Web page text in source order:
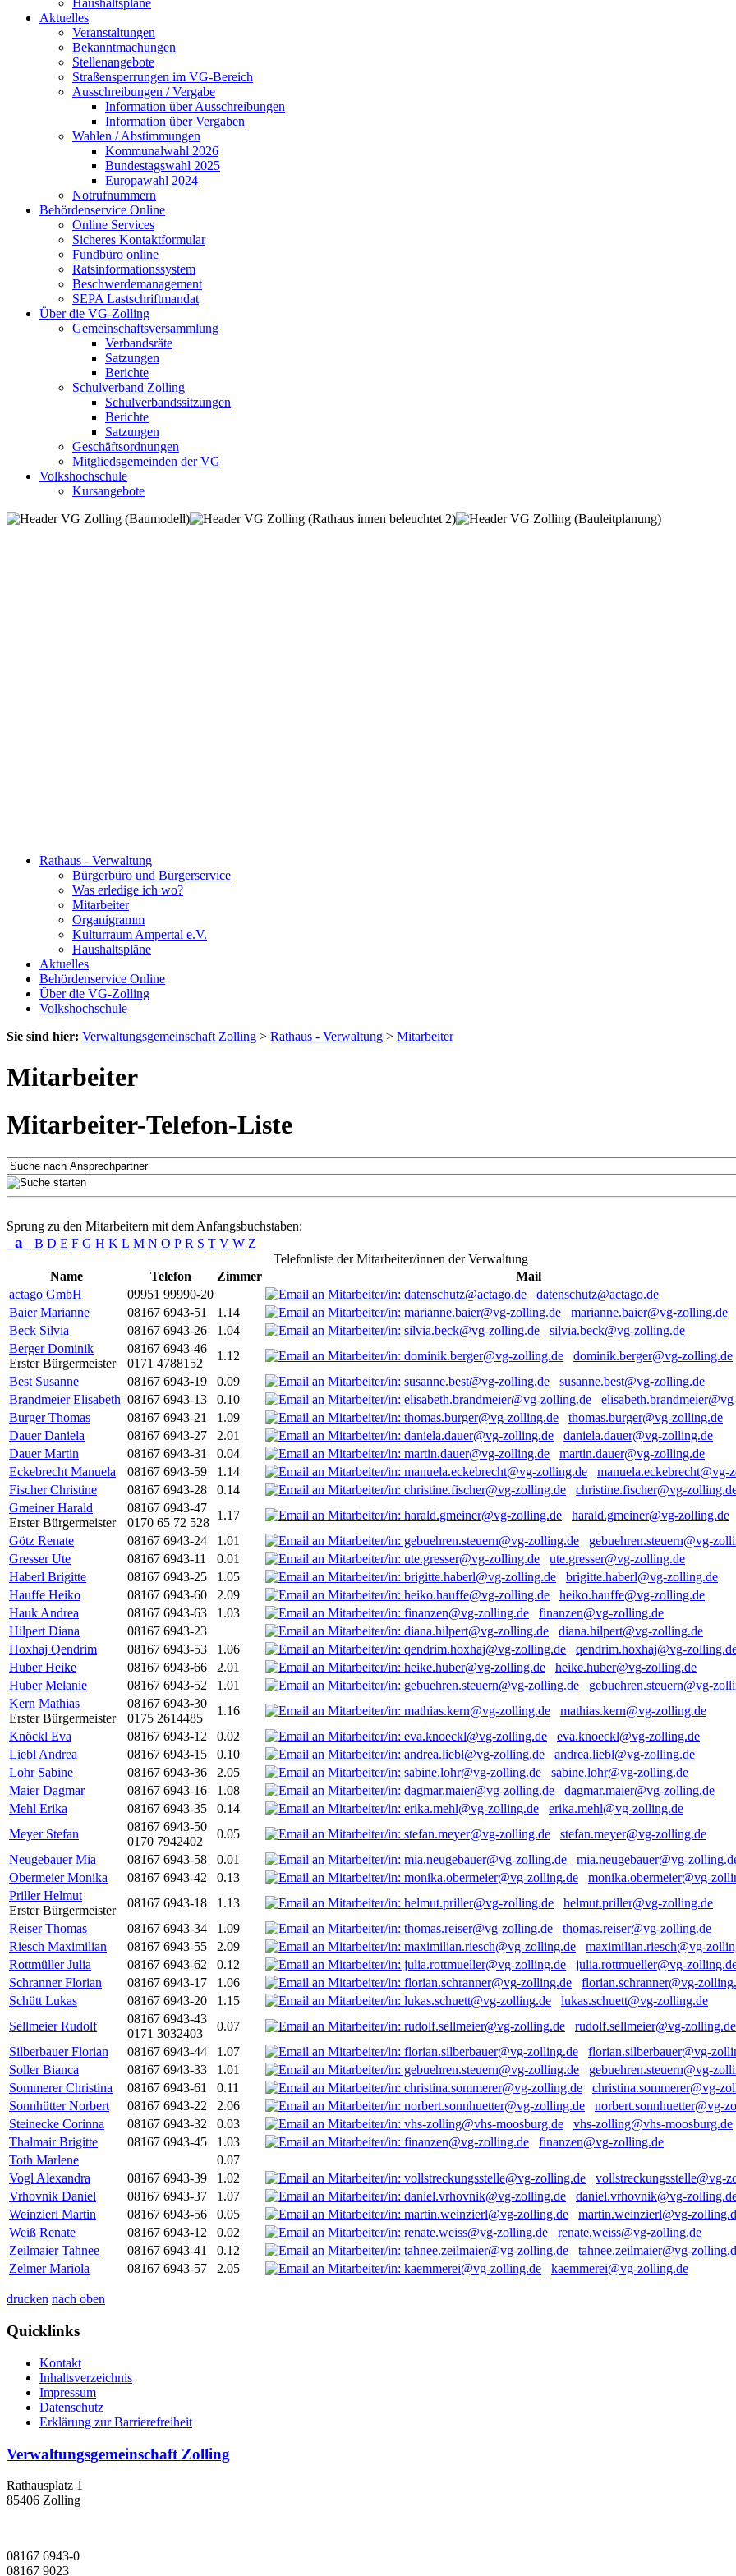
Haushaltspläne
Aktuelles
Veranstaltungen
Bekanntmachungen
Stellenangebote
Straßensperrungen im VG-Bereich
Ausschreibungen / Vergabe
Information über Ausschreibungen
Information über Vergaben
Wahlen / Abstimmungen
Kommunalwahl 2026
Bundestagswahl 2025
Europawahl 2024
Notrufnummern
Behördenservice Online
Online Services
Sicheres Kontaktformular
Fundbüro online
Ratsinformationssystem
Beschwerdemanagement
SEPA Lastschriftmandat
Über die VG-Zolling
Gemeinschaftsversammlung
Verbandsräte
Satzungen
Berichte
Schulverband Zolling
Schulverbandssitzungen
Berichte
Satzungen
Geschäftsordnungen
Mitgliedsgemeinden der VG
Volkshochschule
Kursangebote
Rathaus - Verwaltung
Bürgerbüro und Bürgerservice
Was erledige ich wo?
Mitarbeiter
Organigramm
Kulturraum Ampertal e.V.
Haushaltspläne
Aktuelles
Behördenservice Online
Über die VG-Zolling
Volkshochschule
Sie sind hier: Verwaltungsgemeinschaft Zolling > Rathaus - Verwaltung > Mitarbeiter
Mitarbeiter
Mitarbeiter-Telefon-Liste
Sprung zu den Mitarbeitern mit dem Anfangsbuchstaben:
a B D E F G H K L M N O P R S T V W Z
Telefonliste der Mitarbeiter/innen der Verwaltung
Name
Telefon Zimmer
Mail
actago GmbH
09951 99990-20
datenschutz@actago.de
Baier Marianne
08167 6943-51 1.14
marianne.baier@vg-zolling.de
Beck Silvia
08167 6943-26 1.04
silvia.beck@vg-zolling.de
Berger Dominik
Erster Bürgermeister
08167 6943-46
0171 4788152
1.12
dominik.berger@vg-zolling.de
Best Susanne
08167 6943-19 0.09
susanne.best@vg-zolling.de
Brandmeier Elisabeth 08167 6943-13 0.10
Burger Thomas
08167 6943-21 1.09
thomas.burger@vg-zolling.de
Dauer Daniela
08167 6943-27 2.01
daniela.dauer@vg-zolling.de
Dauer Martin
08167 6943-31 0.04
martin.dauer@vg-zolling.de
Eckebrecht Manuela
08167 6943-59 1.14
manuela.eckebrecht@vg-
Fischer Christine
08167 6943-28 0.14
christine.fischer@vg-
Gmeiner Harald
Erster Bürgermeister
08167 6943-47
0170 65 72 528
1.17
harald.gmeiner@vg-zolling.de
Götz Renate
08167 6943-24 1.01
gebuehren.steuern@vg-
Gresser Ute
08167 6943-11 0.01
ute.gresser@vg-zolling.de
Haberl Brigitte
08167 6943-25 1.05
brigitte.haberl@vg-zolling.de
Hauffe Heiko
08167 6943-60 2.09
heiko.hauffe@vg-zolling.de
Hauk Andrea
08167 6943-63 1.03
finanzen@vg-zolling.de
Hilpert Diana
08167 6943-23
diana.hilpert@vg-zolling.de
Hoxhaj Qendrim
08167 6943-53 1.06
qendrim.hoxhaj@vg-
Huber Heike
08167 6943-66 2.01
heike.huber@vg-zolling.de
Huber Melanie
08167 6943-52 1.01
gebuehren.steuern@vg-
Kern Mathias
Erster Bürgermeister
08167 6943-30
0175 2614485
1.16
mathias.kern@vg-zolling.de
Knöckl Eva
08167 6943-12 0.02
eva.knoeckl@vg-zolling.de
Liebl Andrea
08167 6943-15 0.10
andrea.liebl@vg-zolling.de
Lohr Sabine
08167 6943-36 2.05
sabine.lohr@vg-zolling.de
Maier Dagmar
08167 6943-16 1.08
dagmar.maier@vg-zolling.de
Mehl Erika
08167 6943-35 0.14
erika.mehl@vg-zolling.de
Meyer Stefan
08167 6943-50
0170 7942402
0.05
stefan.meyer@vg-zolling.de
Neugebauer Mia
08167 6943-58 0.01
mia.neugebauer@vg-
Obermeier Monika
08167 6943-42 0.13
monika.obermeier@vg-
Priller Helmut
Erster Bürgermeister
08167 6943-18 1.13
helmut.priller@vg-zolling.de
Reiser Thomas
08167 6943-34 1.09
thomas.reiser@vg-zolling.de
Riesch Maximilian
08167 6943-55 2.09
maximilian.riesch@vg-
Rottmüller Julia
08167 6943-62 0.12
julia.rottmueller@vg-
Schranner Florian
08167 6943-17 1.06
florian.schranner@vg-
Schütt Lukas
08167 6943-20 1.15
lukas.schuett@vg-zolling.de
Sellmeier Rudolf
08167 6943-43
0171 3032403
0.07
rudolf.sellmeier@vg-zolling.de
Silberbauer Florian
08167 6943-44 1.07
florian.silberbauer@vg-
Soller Bianca
08167 6943-33 1.01
gebuehren.steuern@vg-
Sommerer Christina
08167 6943-61 0.11
christina.sommerer@vg-
Sonnhütter Norbert
08167 6943-22 2.06
norbert.sonnhuetter@vg-
Steinecke Corinna
08167 6943-32 0.03
vhs-zolling@vhs-moosburg.de
Thalmair Brigitte
08167 6943-45 1.03
finanzen@vg-zolling.de
Toth Marlene
0.07
Vogl Alexandra
08167 6943-39 1.02
vollstreckungsstelle@vg-
Vrhovnik Daniel
08167 6943-37 1.07
daniel.vrhovnik@vg-
Weinzierl Martin
08167 6943-56 0.05
martin.weinzierl@vg-
Weiß Renate
08167 6943-12 0.02
renate.weiss@vg-zolling.de
Zeilmaier Tahnee
08167 6943-41 0.12
tahnee.zeilmaier@vg-
Zelmer Mariola
08167 6943-57 2.05 kaemmerei@vg-zolling.de
drucken nach oben
Quicklinks
Kontakt
Inhaltsverzeichnis
Impressum
Datenschutz
Erklärung zur Barrierefreiheit
Verwaltungsgemeinschaft Zolling
Rathausplatz 1
85406 Zolling
08167 6943-0
08167 9023